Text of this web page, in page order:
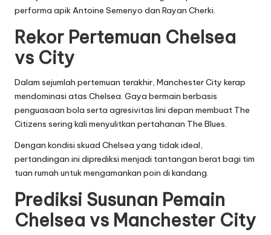
performa apik Antoine Semenyo dan Rayan Cherki.
Rekor Pertemuan Chelsea
vs City
Dalam sejumlah pertemuan terakhir, Manchester City kerap
mendominasi atas Chelsea. Gaya bermain berbasis
penguasaan bola serta agresivitas lini depan membuat The
Citizens sering kali menyulitkan pertahanan The Blues.
Dengan kondisi skuad Chelsea yang tidak ideal,
pertandingan ini diprediksi menjadi tantangan berat bagi tim
tuan rumah untuk mengamankan poin di kandang.
Prediksi Susunan Pemain
Chelsea vs Manchester City